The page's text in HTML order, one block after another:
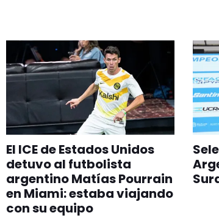
El ICE de Estados Unidos
detuvo al futbolista
argentino Matías Pourrain
en Miami: estaba viajando
con su equipo